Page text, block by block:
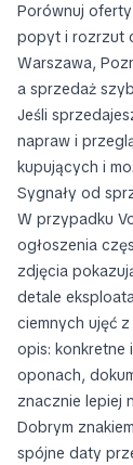
Porównuj
popyt i rozrzut
Warszawa,
a sprzedaż
Jeśli
napraw i
kupujących i
Sygnały od
W przypadku
ogłoszenia
zdjęcia
detale
ciemnych ujęć
opis: konkretne
oponach,
znacznie lepiej
Dobrym
spójne daty